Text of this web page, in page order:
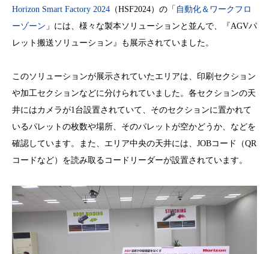
Horizon Smart Factory 2024 （HSF2024）の「 自動化＆ワークフロ
ーゾーン 」には、様々な製本ソリューションと並んで、『AGVパ
レット搬送ソリューション』も展示されていました。
このソリューションが展示されていたエリアは、印刷セクション
や加工セクションなどに分けられていました。各セクションの天
井にはカメラが1台設置されていて、そのセクションに置かれて
いるパレットの枚数や場所、そのパレットが空かどうか、などを
確認しています。また、エリア中央の天井には、JOBコード（QR
コードなど）を読み取るコードリーダーが設置されています。